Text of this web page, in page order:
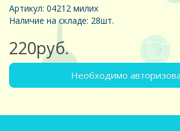
Артикул: 04212 милих
Наличие на складе: 28шт.
220руб.
Необходимо